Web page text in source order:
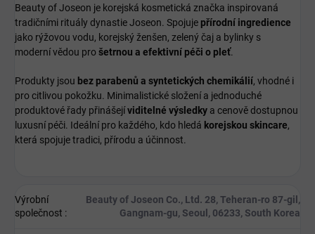
Beauty of Joseon je korejská kosmetická značka inspirovaná
tradičními rituály dynastie Joseon. Spojuje přírodní ingredience
jako rýžovou vodu, korejský ženšen, zelený čaj a bylinky s
moderní vědou prošetrnou a efektivní péči o pleť.
Produkty jsou bez parabenů a syntetických chemikálií, vhodné i
pro citlivou pokožku. Minimalistické složení a jednoduché
produktové řady přinášejíviditelné výsledky a cenově dostupnou
luxusní péči. Ideální pro každého, kdo hledá korejskou skincare,
která spojuje tradici, přírodu a účinnost.
Výrobní
společnost :
Beauty of Joseon Co., Ltd. 28, Teheran-ro 87-gil,
Gangnam-gu, Seoul, 06233, South Korea